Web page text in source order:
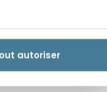
autoriser
255,40 €
EN SOLO